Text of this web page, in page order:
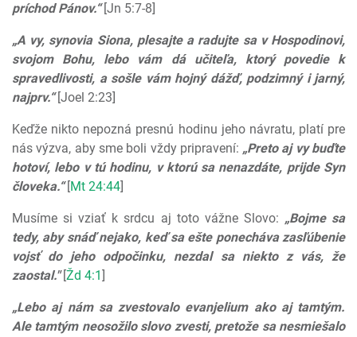
príchod Pánov.“[Jn 5:7-8]
„A vy, synovia Siona, plesajte a radujte sa v Hospodinovi,
svojom Bohu, lebo vám dá učiteľa, ktorý povedie k
spravedlivosti, a sošle vám hojný dážď, podzimný i jarný,
najprv.“[Joel 2:23]
Keďže nikto nepozná presnú hodinu jeho návratu, platí pre
nás výzva, aby sme boli vždy pripravení: „Preto aj vy buďte
hotoví, lebo v tú hodinu, v ktorú sa nenazdáte, prijde Syn
človeka.“[Mt 24:44]
Musíme si vziať k srdcu aj toto vážne Slovo: „Bojme sa
tedy, aby snáď nejako, keď sa ešte ponecháva zasľúbenie
vojsť do jeho odpočinku, nezdal sa niekto z vás, že
zaostal."[Žd 4:1]
„Lebo aj nám sa zvestovalo evanjelium ako aj tamtým.
Ale tamtým neosožilo slovo zvesti, pretože sa nesmiešalo